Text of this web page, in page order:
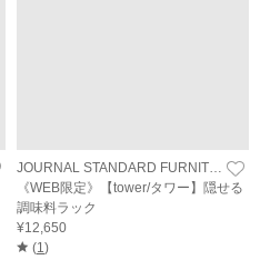
《WEB限定》【tower/タワー】隠せる
調味料ラック
¥12,650
(1 )